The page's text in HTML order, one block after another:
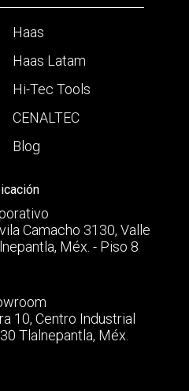
Haas
Haas Latam
Hi-Tec Tools
CENALTEC
Blog
Camacho 3130, Valle
Méx. - Piso 8
10, Centro Industrial
Tlalnepantla, Méx.